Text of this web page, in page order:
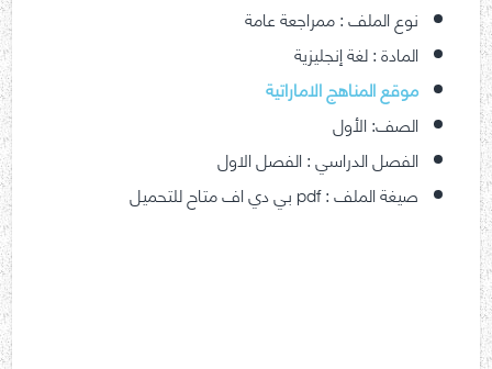
نوع الملف : ممراجعة عامة
المادة : لغة إنجليزية
موقع المناهج الاماراتية
الصف: الأول
الفصل الدراسي : الفصل الاول
صيغة الملف : pdf بي دي اف متاح للتحميل